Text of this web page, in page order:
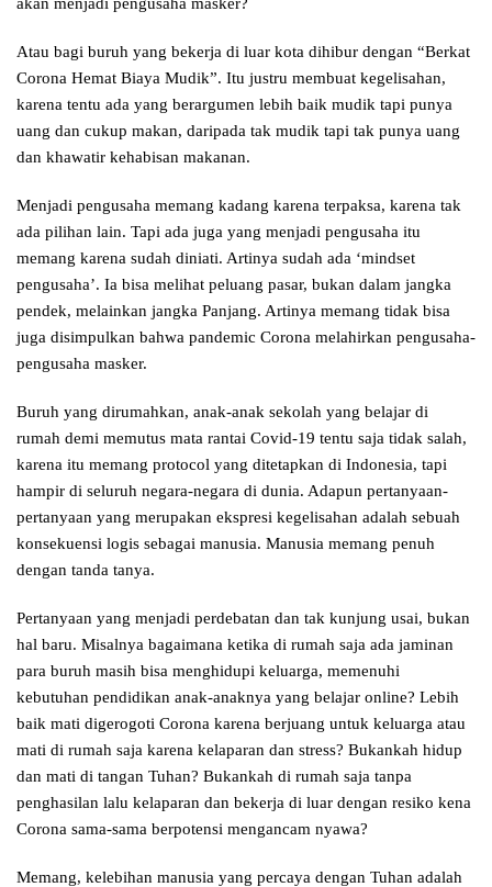
Atau bagi buruh yang bekerja di luar kota dihibur dengan “Berkat
Corona Hemat Biaya Mudik”. Itu justru membuat kegelisahan,
karena tentu ada yang berargumen lebih baik mudik tapi punya
uang dan cukup makan, daripada tak mudik tapi tak punya uang
dan khawatir kehabisan makanan.
Menjadi pengusaha memang kadang karena terpaksa, karena tak
ada pilihan lain. Tapi ada juga yang menjadi pengusaha itu
memang karena sudah diniati. Artinya sudah ada ‘mindset
pengusaha’. Ia bisa melihat peluang pasar, bukan dalam jangka
pendek, melainkan jangka Panjang. Artinya memang tidak bisa
juga disimpulkan bahwa pandemic Corona melahirkan pengusaha-
pengusaha masker.
Buruh yang dirumahkan, anak-anak sekolah yang belajar di
rumah demi memutus mata rantai Covid-19 tentu saja tidak salah,
karena itu memang protocol yang ditetapkan di Indonesia, tapi
hampir di seluruh negara-negara di dunia. Adapun pertanyaan-
pertanyaan yang merupakan ekspresi kegelisahan adalah sebuah
konsekuensi logis sebagai manusia. Manusia memang penuh
dengan tanda tanya.
Pertanyaan yang menjadi perdebatan dan tak kunjung usai, bukan
hal baru. Misalnya bagaimana ketika di rumah saja ada jaminan
para buruh masih bisa menghidupi keluarga, memenuhi
kebutuhan pendidikan anak-anaknya yang belajar online? Lebih
baik mati digerogoti Corona karena berjuang untuk keluarga atau
mati di rumah saja karena kelaparan dan stress? Bukankah hidup
dan mati di tangan Tuhan? Bukankah di rumah saja tanpa
penghasilan lalu kelaparan dan bekerja di luar dengan resiko kena
Corona sama-sama berpotensi mengancam nyawa?
Memang, kelebihan manusia yang percaya dengan Tuhan adalah